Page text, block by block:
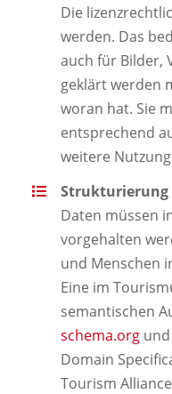
Die
werden. Das
auch für Bilder,
geklärt werden
woran hat. Sie
entsprechend
weitere
Strukturierung
Daten müssen
vorgehalten
und Menschen
Eine im
semantischen
schema.org
Domain
Tourism